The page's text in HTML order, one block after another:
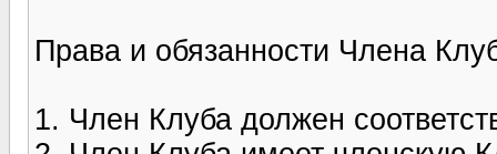
Права и обязанности Члена
1. Член Клуба должен